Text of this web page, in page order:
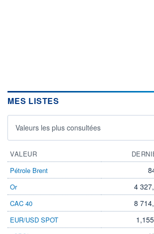
MES LISTES
Valeurs les plus consultées
VALEUR
Pétrole Brent
Or 4
CAC 40 8
EUR/USD SPOT